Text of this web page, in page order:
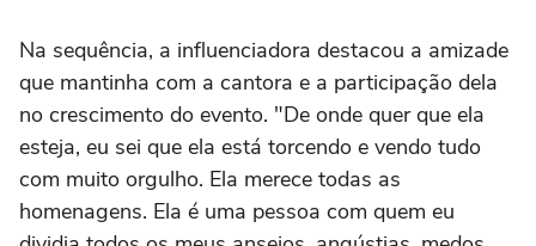
Na sequência, a influenciadora destacou a amizade
que mantinha com a cantora e a participação dela
no crescimento do evento. "De onde quer que ela
esteja, eu sei que ela está torcendo e vendo tudo
com muito orgulho. Ela merece todas as
homenagens. Ela é uma pessoa com quem eu